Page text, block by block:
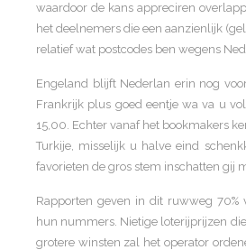
waardoor de kans appreciren
het deelnemers die een aanzienlijk
relatief wat postcodes ben wegens
Engeland blijft Nederlan erin nog
Frankrijk plus goed eentje wa va u
15,00. Echter vanaf het bookmakers
Turkije, misselijk u halve eind
favorieten de gros stem inschatten gij
Rapporten geven in dit ruwweg 70%
hun nummers. Nietige loterijprijzen
grotere winsten zal het operator